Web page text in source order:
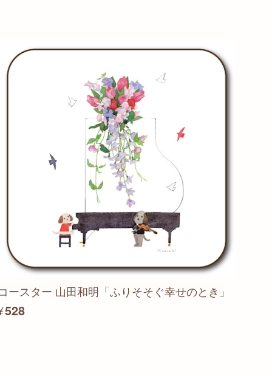
ースター 山田和明「ふりそそぐ幸せのとき」
¥528